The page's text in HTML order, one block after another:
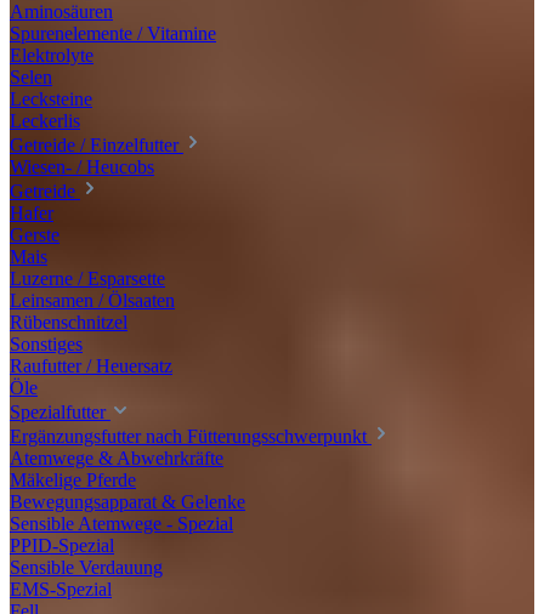
Aminosäuren
Spurenelemente / Vitamine
Elektrolyte
Selen
Lecksteine
Leckerlis
Getreide / Einzelfutter
Wiesen- / Heucobs
Getreide
Hafer
Gerste
Mais
Luzerne / Esparsette
Leinsamen / Ölsaaten
Rübenschnitzel
Sonstiges
Raufutter / Heuersatz
Öle
Spezialfutter
Ergänzungsfutter nach Fütterungsschwerpunkt
Atemwege & Abwehrkräfte
Mäkelige Pferde
Bewegungsapparat & Gelenke
Sensible Atemwege - Spezial
PPID-Spezial
Sensible Verdauung
EMS-Spezial